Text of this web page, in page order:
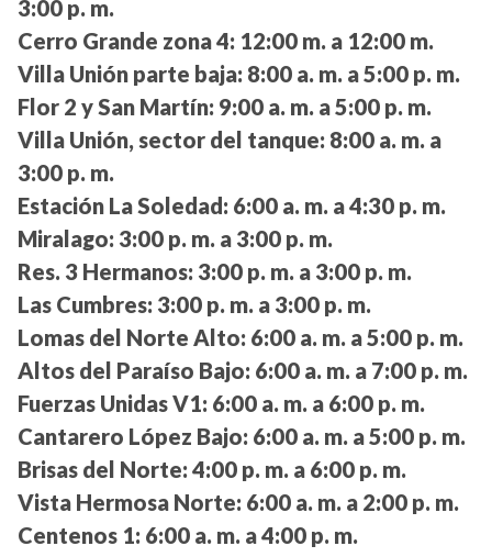
3:00 p. m.
Cerro Grande zona 4: 12:00 m. a 12:00 m.
Villa Unión parte baja: 8:00 a. m. a 5:00 p. m.
Flor 2 y San Martín: 9:00 a. m. a 5:00 p. m.
Villa Unión, sector del tanque: 8:00 a. m. a
3:00 p. m.
Estación La Soledad: 6:00 a. m. a 4:30 p. m.
Miralago: 3:00 p. m. a 3:00 p. m.
Res. 3 Hermanos: 3:00 p. m. a 3:00 p. m.
Las Cumbres: 3:00 p. m. a 3:00 p. m.
Lomas del Norte Alto: 6:00 a. m. a 5:00 p. m.
Altos del Paraíso Bajo: 6:00 a. m. a 7:00 p. m.
Fuerzas Unidas V1: 6:00 a. m. a 6:00 p. m.
Cantarero López Bajo: 6:00 a. m. a 5:00 p. m.
Brisas del Norte: 4:00 p. m. a 6:00 p. m.
Vista Hermosa Norte: 6:00 a. m. a 2:00 p. m.
Centenos 1: 6:00 a. m. a 4:00 p. m.